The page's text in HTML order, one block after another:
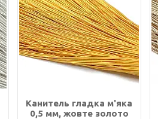
Канитель гладка м'яка
0,5 мм, жовте золото